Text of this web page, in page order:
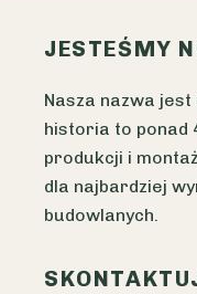
JESTEŚMY
Nasza nazwa
historia to ponad
produkcji i
dla najbardziej
budowlanych.